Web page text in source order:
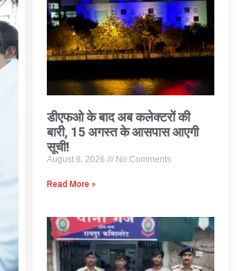
डीएफओ के बाद अब कलेक्टरों की
बारी, 15 अगस्त के आसपास आएगी
सूची!
August 8, 2026 No Comments
Read More »